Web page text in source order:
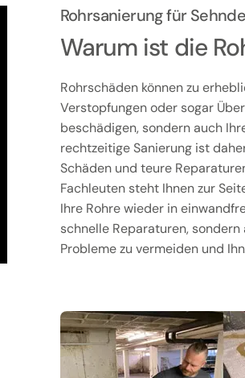
Rohrsanierung für
Warum ist die
Rohrschäden können zu
Verstopfungen oder sogar
beschädigen, sondern auch
rechtzeitige Sanierung ist
Schäden und teure
Fachleuten steht Ihnen zur
Ihre Rohre wieder in
schnelle Reparaturen,
Probleme zu vermeiden und